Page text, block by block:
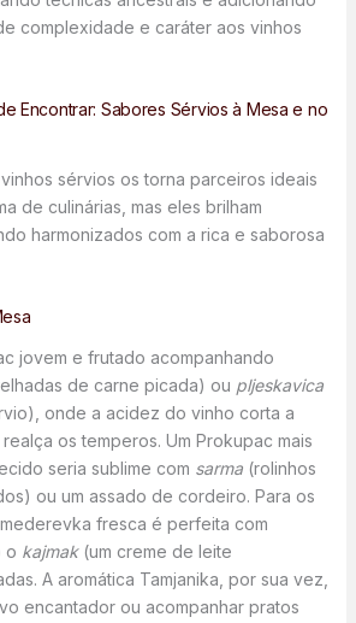
complexidade e caráter aos vinhos
Encontrar: Sabores Sérvios à Mesa e no
sérvios os torna parceiros ideais
de culinárias, mas eles brilham
harmonizados com a rica e saborosa
jovem e frutado acompanhando
de carne picada) ou pljeskavica
onde a acidez do vinho corta a
os temperos. Um Prokupac mais
seria sublime com sarma(rolinhos
ou um assado de cordeiro. Para os
fresca é perfeita com
o kajmak(um creme de leite
A aromática Tamjanika, por sua vez,
encantador ou acompanhar pratos